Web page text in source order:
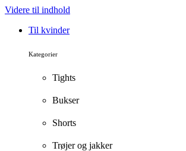
Videre til indhold
Til kvinder
Kategorier
Tights
Bukser
Shorts
Trøjer og jakker